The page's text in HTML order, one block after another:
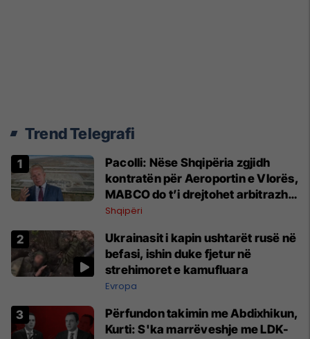
Trend Telegrafi
Pacolli: Nëse Shqipëria zgjidh
kontratën për Aeroportin e Vlorës,
MABCO do t’i drejtohet arbitrazhit
ndërkombëtar
Shqipëri
Ukrainasit i kapin ushtarët rusë në
befasi, ishin duke fjetur në
strehimoret e kamufluara
Evropa
Përfundon takimin me Abdixhikun,
Kurti: S'ka marrëveshje me LDK-